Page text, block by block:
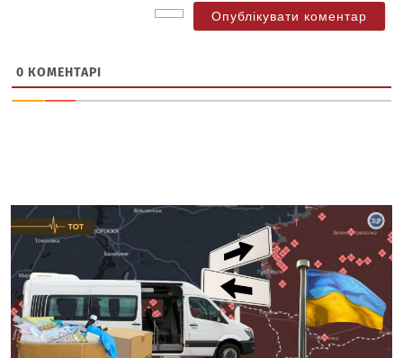
0 КОМЕНТАРІ